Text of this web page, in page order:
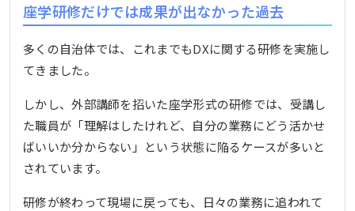
座学研修だけでは成果が出なかった過去
多くの自治体では、これまでもDXに関する研修を実施し
てきました。
しかし、外部講師を招いた座学形式の研修では、受講し
た職員が「理解はしたけれど、自分の業務にどう活かせ
ばいいか分からない」という状態に陥るケースが多いと
されています。
研修が終わって現場に戻っても、日々の業務に追われて